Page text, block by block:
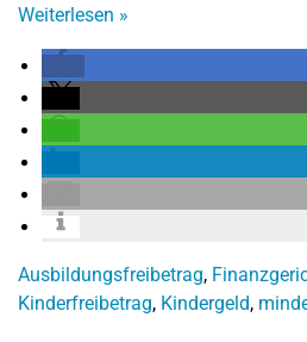
Weiterlesen »
Ausbildungsfreibetrag,
Kinderfreibetrag, Kindergeld,